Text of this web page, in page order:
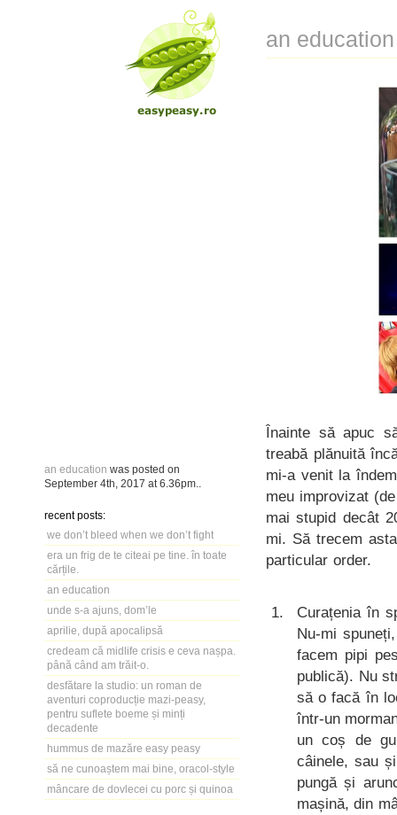
an education was posted on
September 4th, 2017 at 6.36pm
recent posts:
we don’t bleed when we don’t fight
era un frig de te citeai pe tine. în toate
cărțile.
an education
unde s-a ajuns, dom’le
aprilie, după apocalipsă
credeam că midlife crisis e ceva nașpa.
până când am trăit-o.
desfătare la studio: un roman de
aventuri coproducție mazi-peasy,
pentru suflete boeme și minți
decadente
hummus de mazăre easy peasy
să ne cunoaștem mai bine, oracol-style
mâncare de dovlecei cu porc și quinoa
an education
Înainte să apuc
treabă plănuită
mi-a venit la
meu improvizat
mai stupid decât
mi. Să trecem
particular order.
Curațenia în
Nu-mi
facem pipi
publică). Nu
să o facă în
într-un
un coș de
câinele, sau
pungă și
mașină, din